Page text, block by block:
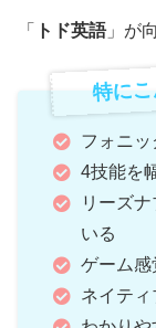
「 トド英語」が
特に
フォニ
4技能を
リーズ
いる
ゲーム感
ネイテ